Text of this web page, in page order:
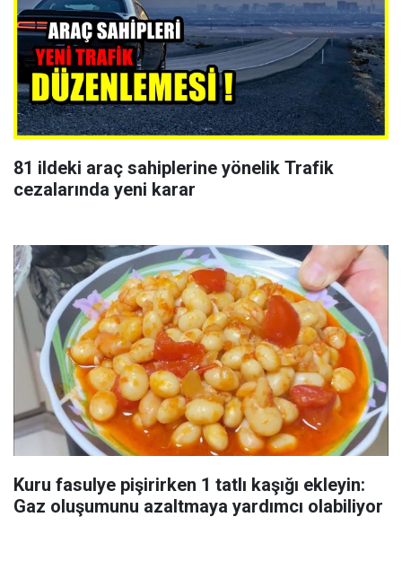
81 ildeki araç sahiplerine yönelik Trafik
cezalarında yeni karar
Kuru fasulye pişirirken 1 tatlı kaşığı ekleyin:
Gaz oluşumunu azaltmaya yardımcı olabiliyor